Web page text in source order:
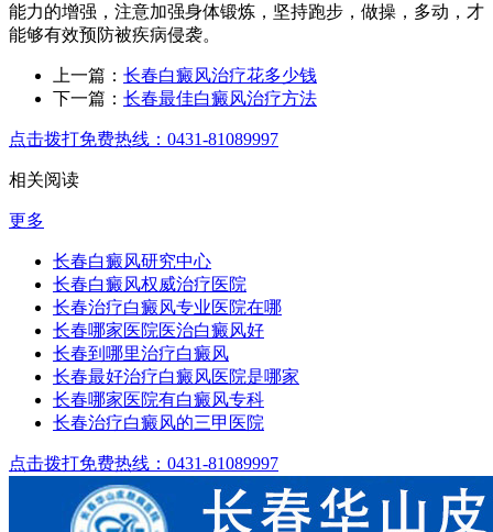
能力的增强，注意加强身体锻炼，坚持跑步，做操，多动，才
能够有效预防被疾病侵袭。
上一篇： 长春白癜风治疗花多少钱
下一篇： 长春最佳白癜风治疗方法
点击拨打免费热线：0431-81089997
相关阅读
更多
长春白癜风研究中心
长春白癜风权威治疗医院
长春治疗白癜风专业医院在哪
长春哪家医院医治白癜风好
长春到哪里治疗白癜风
长春最好治疗白癜风医院是哪家
长春哪家医院有白癜风专科
长春治疗白癜风的三甲医院
点击拨打免费热线：0431-81089997